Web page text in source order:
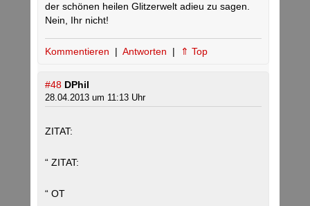
der schönen heilen Glitzerwelt adieu zu sagen.
Nein, Ihr nicht!
Kommentieren | Antworten | ⇑ Top
#48 DPhil
28.04.2013 um 11:13 Uhr
ZITAT:
“ ZITAT:
“ OT